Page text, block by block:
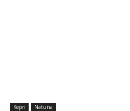
Kepri Natuna